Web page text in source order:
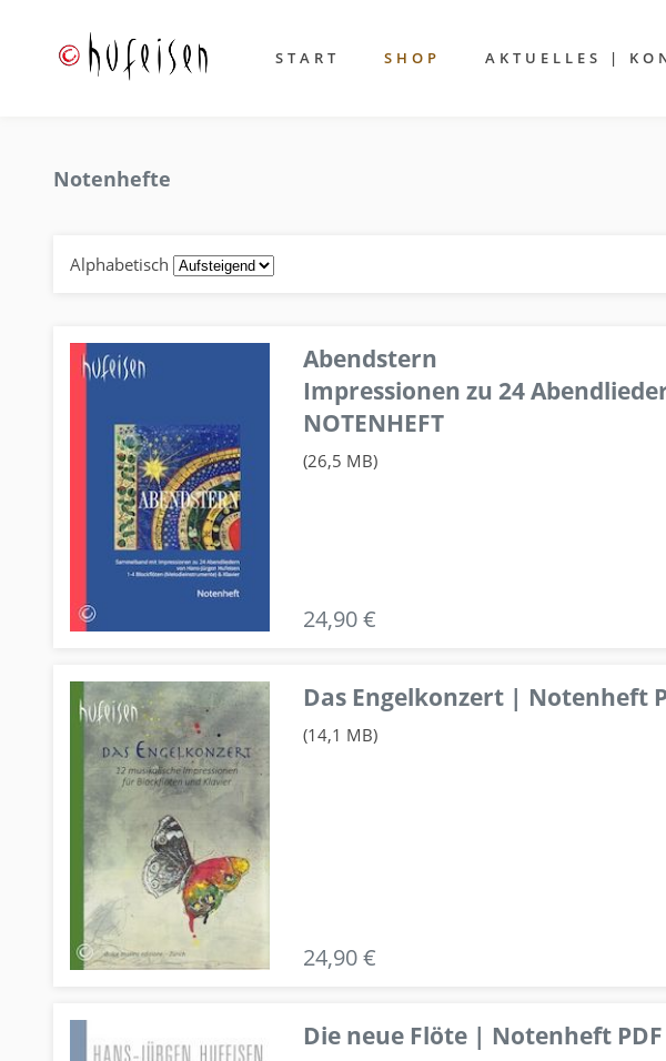
START SHOP AKTUELLES |
Notenhefte
Alphabetisch
Abendstern
Impressionen zu 24
NOTENHEFT
(26,5 MB)
24,90 €
Das Engelkonzert | Notenheft
(14,1 MB)
24,90 €
Die neue Flöte | Notenheft